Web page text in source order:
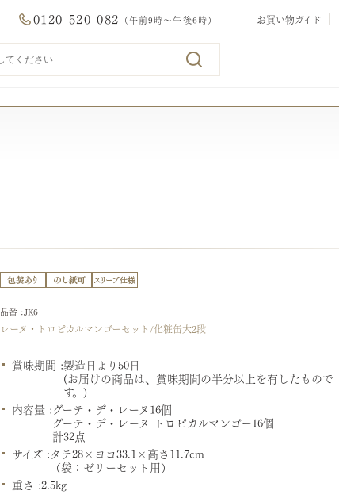
0120-520-082 （午前9時～午後6時） お買い物ガイド
レーヌ・トロピカルマンゴーセット/化粧缶大2段
品番 :JK6
賞味期間 :製造日より50日
(お届けの商品は、賞味期間の半分以上を有したもので
す。)
内容量 :グーテ・デ・レーヌ16個
グーテ・デ・レーヌ トロピカルマンゴー16個
計32点
サイズ :タテ28×ヨコ33.1×高さ11.7cm
（袋：ゼリーセット用）
重さ :2.5kg